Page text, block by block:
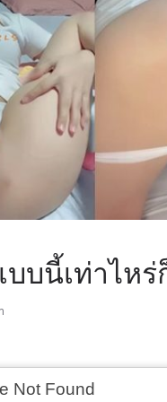
บนี้เท่าไห